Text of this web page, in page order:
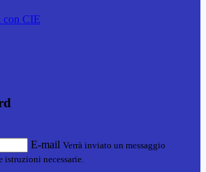
con CIE
E-mail Verrà inviato un messaggio
necessarie.